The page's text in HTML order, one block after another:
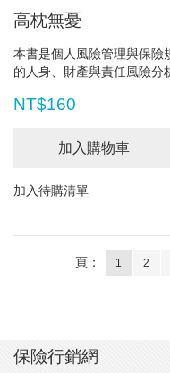
高枕無憂
本書是個人風險管理與保險
的人身、財產與責任風險分
NT$160
加入購物車
加入待購清單
頁： 1 2
保險行銷網